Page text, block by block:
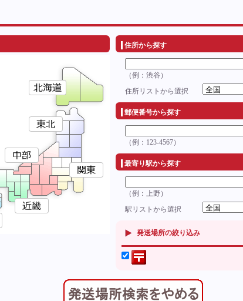
住所から探す
（例：渋谷）
住所リストから選択
郵便番号から探す
（例：123-4567）
最寄り駅から探す
（例：上野）
駅リストから選択
発送場所の絞り込み